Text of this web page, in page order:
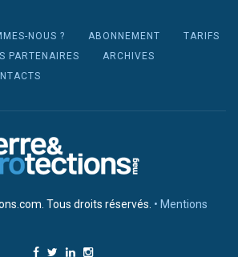
NOUS ? ABONNEMENT
TARIFS
PARTENAIRES
ARCHIVES
Tous droits réservés. • Mentions